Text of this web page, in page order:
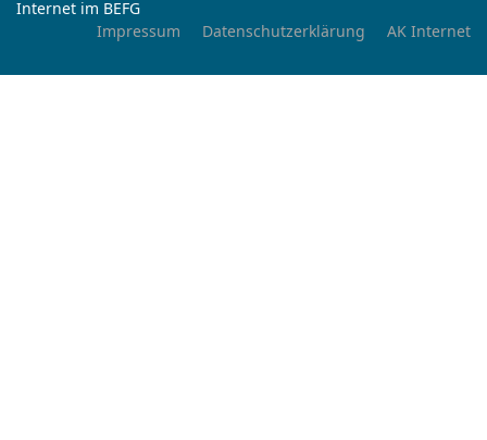
Internet im BEFG
Impressum
Datenschutzerklärung AK Internet